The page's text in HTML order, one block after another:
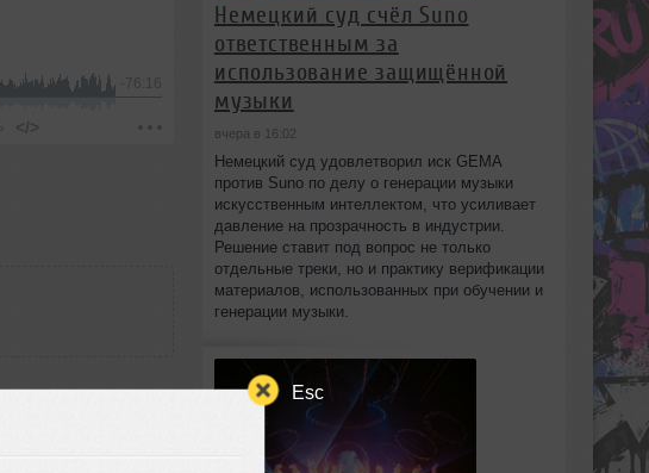
Esc
-76:16
</>
Немецкий суд счёл Suno
ответственным за
использование защищённой
музыки
вчера в 16:02
Немецкий суд удовлетворил иск GEMA
против Suno по делу о генерации музыки
искусственным интеллектом, что усиливает
давление на прозрачность в индустрии.
Решение ставит под вопрос не только
отдельные треки, но и практику верификации
материалов, использованных при обучении и
генерации музыки.